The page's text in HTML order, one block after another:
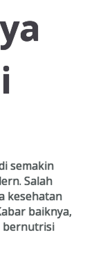
semakin
Salah
kesehatan
baiknya,
bernutrisi